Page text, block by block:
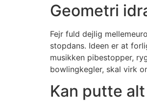
Geometri
Fejr fuld dejlig
stopdans. Ideen er at
musikken pibestopper,
bowlingkegler, skal virk
Kan putte